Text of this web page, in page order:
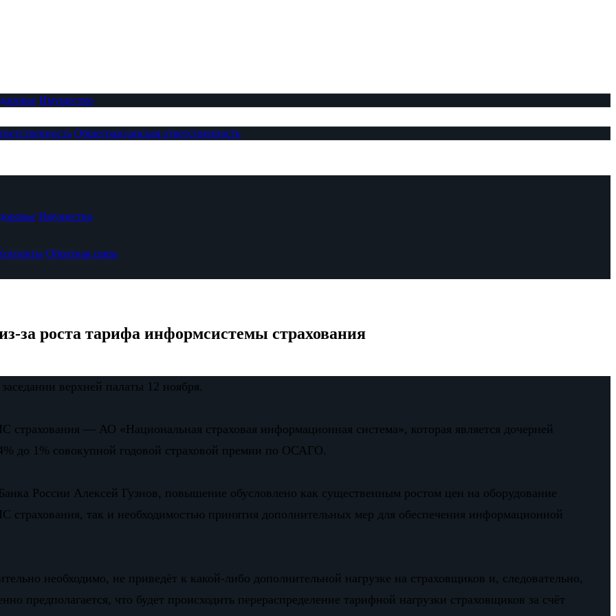
Имущество
Общегражданская ответственность
Имущество
Обратная связь
за роста тарифа информсистемы страхования
верхней палаты 12 ноября.
страхования — АО «Национальная страховая информационная система», которая является дочерней
до 1% совокупной годовой страховой премии по ОСАГО.
России Алексей Гузнов, повышение обусловлено как существенным ростом цен на оборудование
страхования, так и необходимостью принятия дополнительных мер для обеспечения информационной
необходимо, не приведёт к какой-либо дополнительной нагрузке на страховщиков и, следовательно,
что будет происходить перераспределение тарифной нагрузки страховщиков за счёт